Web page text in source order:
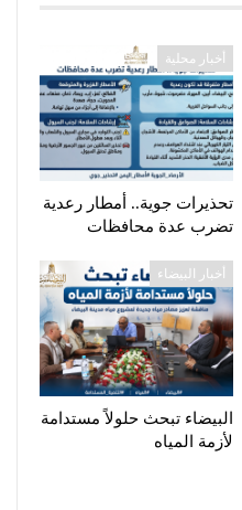
أخبار محلية
تحذيرات جوية.. أمطار رعدية
تضرب عدة محافظات
أخبار البيضاء
البيضاء تبحث حلولاً مستدامة
لأزمة المياه